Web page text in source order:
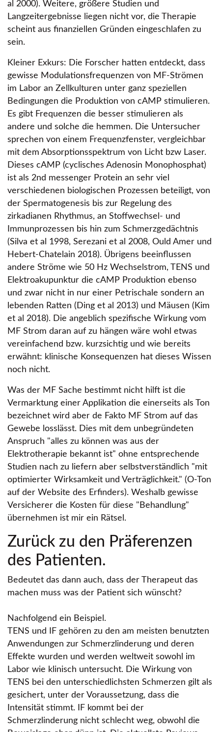
al 2000). Weitere, größere Studien und
Langzeitergebnisse liegen nicht vor, die Therapie
scheint aus finanziellen Gründen eingeschlafen zu
sein.
Kleiner Exkurs: Die Forscher hatten entdeckt, dass
gewisse Modulationsfrequenzen von MF-Strömen
im Labor an Zellkulturen unter ganz speziellen
Bedingungen die Produktion von cAMP stimulieren.
Es gibt Frequenzen die besser stimulieren als
andere und solche die hemmen. Die Untersucher
sprechen von einem Frequenzfenster, vergleichbar
mit dem Absorptionsspektrum von Licht bzw Laser.
Dieses cAMP (cyclisches Adenosin Monophosphat)
ist als 2nd messenger Protein an sehr viel
verschiedenen biologischen Prozessen beteiligt, von
der Spermatogenesis bis zur Regelung des
zirkadianen Rhythmus, an Stoffwechsel- und
Immunprozessen bis hin zum Schmerzgedächtnis
(Silva et al 1998, Serezani et al 2008, Ould Amer und
Hebert-Chatelain 2018). Übrigens beeinflussen
andere Ströme wie 50 Hz Wechselstrom, TENS und
Elektroakupunktur die cAMP Produktion ebenso
und zwar nicht in nur einer Petrischale sondern an
lebenden Ratten (Ding et al 2013) und Mäusen (Kim
et al 2018). Die angeblich spezifische Wirkung vom
MF Strom daran auf zu hängen wäre wohl etwas
vereinfachend bzw. kurzsichtig und wie bereits
erwähnt: klinische Konsequenzen hat dieses Wissen
noch nicht.
Was der MF Sache bestimmt nicht hilft ist die
Vermarktung einer Applikation die einerseits als Ton
bezeichnet wird aber de Fakto MF Strom auf das
Gewebe losslässt. Dies mit dem unbegründeten
Anspruch
alles zu können was aus der
Elektrotherapie bekannt ist
ohne entsprechende
Studien nach zu liefern aber selbstverständlich
mit
optimierter Wirksamkeit und Verträglichkeit.
(O-Ton
auf der Website des Erfinders). Weshalb gewisse
Versicherer die Kosten für diese
Behandlung
übernehmen ist mir ein Rätsel.
Zurück zu den Präferenzen
des Patienten.
Bedeutet das dann auch, dass der Therapeut das
machen muss was der Patient sich wünscht?
Nachfolgend ein Beispiel.
TENS und IF gehören zu den am meisten benutzten
Anwendungen zur Schmerzlinderung und deren
Effekte wurden und werden weltweit sowohl im
Labor wie klinisch untersucht. Die Wirkung von
TENS bei den unterschiedlichsten Schmerzen gilt als
gesichert, unter der Voraussetzung, dass die
Intensität stimmt. IF kommt bei der
Schmerzlinderung nicht schlecht weg, obwohl die